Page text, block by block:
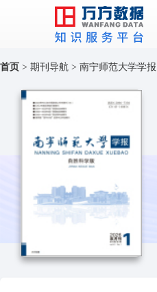
首页 > 期刊导航 > 南宁师范大学学报